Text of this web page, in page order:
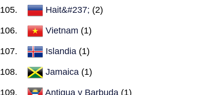
Hait&#237; (2)
Vietnam (1)
Islandia (1)
Jamaica (1)
Antigua y Barbuda (1)